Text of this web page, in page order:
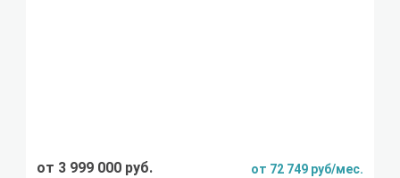
от 3 999 000 руб. от 72 749 руб/мес.